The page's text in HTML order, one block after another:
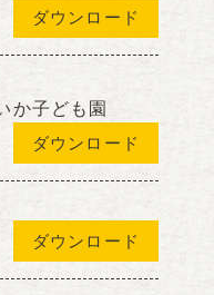
ダウンロード
か子ども園
ダウンロード
ダウンロード